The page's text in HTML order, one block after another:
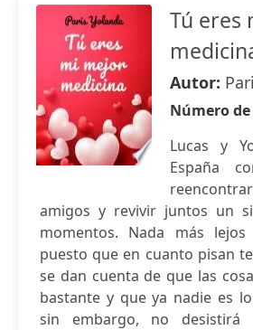
Tú eres
Autor:
Número
Lucas y
España
amigos y revivir juntos un
momentos. Nada más
puesto que en cuanto pisan
se dan cuenta de que las
bastante y que ya nadie es
sin embargo, no